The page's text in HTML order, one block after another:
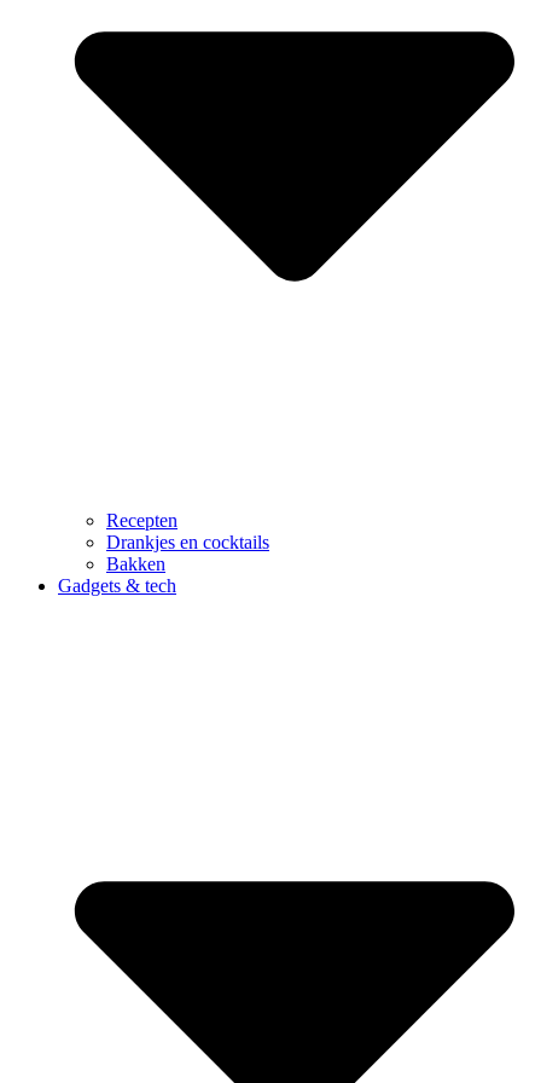
Recepten
Drankjes en cocktails
Bakken
Gadgets & tech